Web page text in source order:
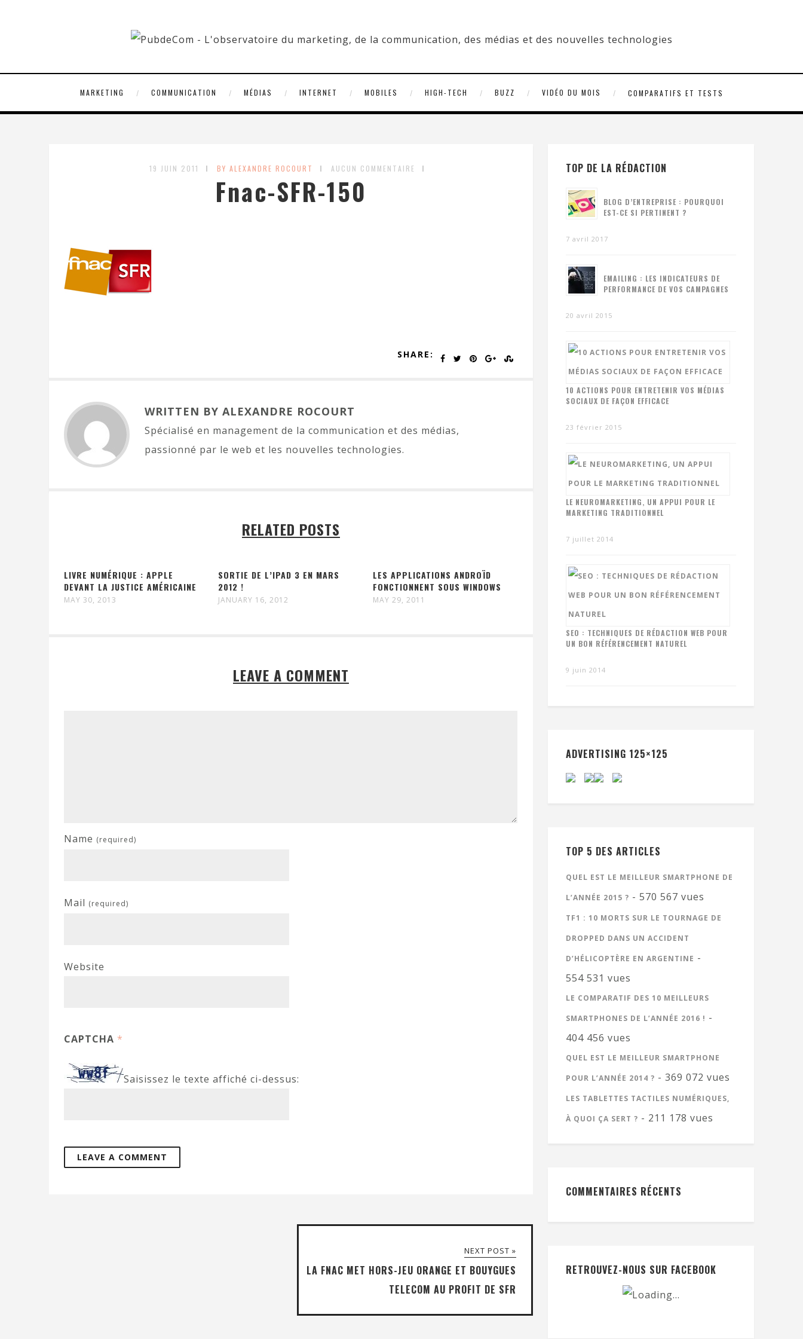
MARKETING COMMUNICATION MÉDIAS INTERNET MOBILES HIGH-TECH BUZZ VIDÉO DU MOIS COMPARATIFS ET TESTS
19 JUIN 2011 BY ALEXANDRE ROCOURT AUCUN COMMENTAIRE
Fnac-SFR-150
SHARE:
WRITTEN BY ALEXANDRE ROCOURT
Spécialisé en management de la communication et des médias,
passionné par le web et les nouvelles technologies.
RELATED POSTS
LIVRE NUMÉRIQUE : APPLE
DEVANT LA JUSTICE AMÉRICAINE
MAY 30, 2013
SORTIE DE L’IPAD 3 EN MARS
2012 !
JANUARY 16, 2012
LES APPLICATIONS ANDROÏD
FONCTIONNENT SOUS WINDOWS
MAY 29, 2011
LEAVE A COMMENT
Name (required)
Mail (required)
Website
CAPTCHA *
Saisissez le texte affiché ci-dessus:
NEXT POST »
LA FNAC MET HORS-JEU ORANGE ET BOUYGUES
TELECOM AU PROFIT DE SFR
TOP DE LA RÉDACTION
BLOG D’ENTREPRISE : POURQUOI
EST-CE SI PERTINENT ?
7 avril 2017
EMAILING : LES INDICATEURS DE
PERFORMANCE DE VOS CAMPAGNES
20 avril 2015
10 ACTIONS POUR ENTRETENIR VOS MÉDIAS
SOCIAUX DE FAÇON EFFICACE
23 février 2015
LE NEUROMARKETING, UN APPUI POUR LE
MARKETING TRADITIONNEL
7 juillet 2014
SEO : TECHNIQUES DE RÉDACTION WEB POUR
UN BON RÉFÉRENCEMENT NATUREL
9 juin 2014
ADVERTISING 125×125
TOP 5 DES ARTICLES
QUEL EST LE MEILLEUR SMARTPHONE DE
L’ANNÉE 2015 ? - 570 567 vues
TF1 : 10 MORTS SUR LE TOURNAGE DE
DROPPED DANS UN ACCIDENT
D’HÉLICOPTÈRE EN ARGENTINE -
554 531 vues
LE COMPARATIF DES 10 MEILLEURS
SMARTPHONES DE L’ANNÉE 2016 ! -
404 456 vues
QUEL EST LE MEILLEUR SMARTPHONE
POUR L’ANNÉE 2014 ? - 369 072 vues
LES TABLETTES TACTILES NUMÉRIQUES,
À QUOI ÇA SERT ? - 211 178 vues
COMMENTAIRES RÉCENTS
RETROUVEZ-NOUS SUR FACEBOOK